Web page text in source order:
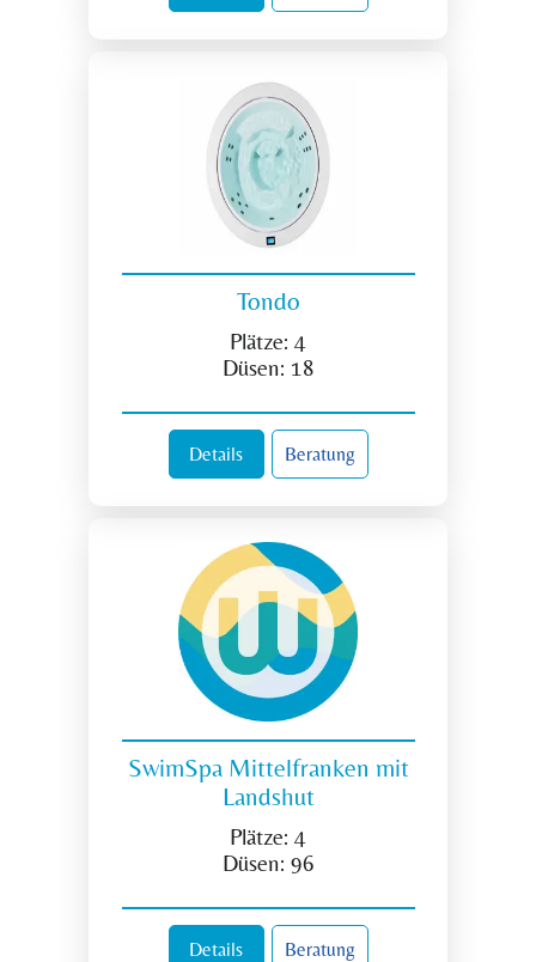
Tondo
Plätze: 4
Düsen: 18
Details Beratung
SwimSpa Mittelfranken mit
Landshut
Plätze: 4
Düsen: 96
Details Beratung